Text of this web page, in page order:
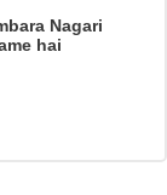
Nagari
hai